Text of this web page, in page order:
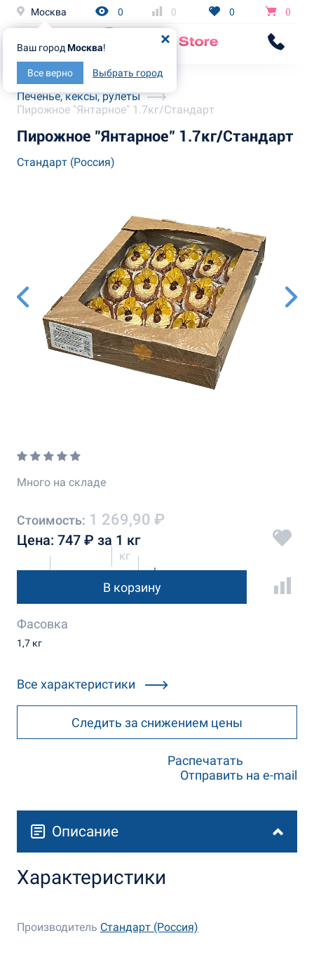
Москва
Ваш город Москва!
Все верно Выбрать город
0 0 0 0
Главная
Каталог
Печенье, кексы, рулеты
Пирожное "Янтарное" 1.7кг/Стандарт
Пирожное "Янтарное" 1.7кг/Стандарт
Стандарт (Россия)
Много на складе
Стоимость: 1 269,90 ₽
Цена: 747 ₽ за 1 кг
кг
В корзину
Фасовка
1,7 кг
Все характеристики
Следить за снижением цены
Распечатать
Отправить на e-mail
Описание
Характеристики
Производитель Стандарт (Россия)